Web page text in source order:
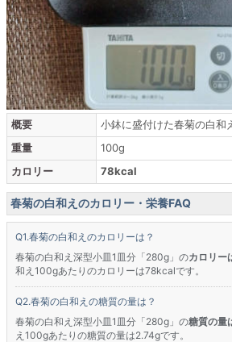
概要
小鉢に盛付けた春菊の白和
重量
100g
カロリー
78kcal
春菊の白和えのカロリー・栄養FAQ
春菊の白和えのカロリーは？
春菊の白和え深型小皿1皿分「280g」のカロリー
和え100gあたりのカロリーは78kcalです。
春菊の白和えの糖質の量は？
春菊の白和え深型小皿1皿分「280g」の糖質の量
え100gあたりの糖質の量は2.74gです。